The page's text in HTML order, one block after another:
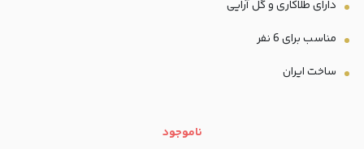
دارای طلاکاری و گل آرایی
مناسب برای 6 نفر
ساخت ایران
ناموجود